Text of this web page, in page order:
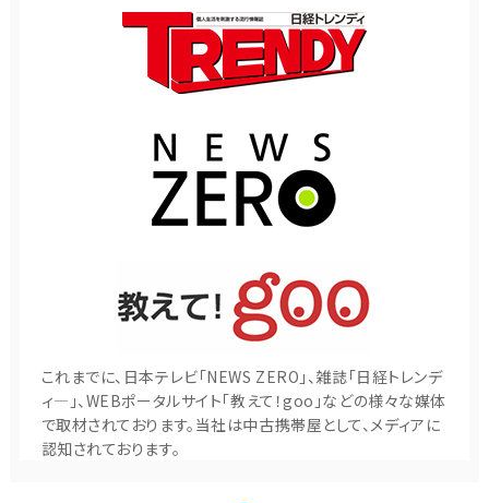
これまでに、日本テレビ「NEWS ZERO」、雑誌「日経トレンデ
ィ―」、WEBポータルサイト「教えて！goo」などの様々な媒体
で取材されております。当社は中古携帯屋として、メディアに
認知されております。